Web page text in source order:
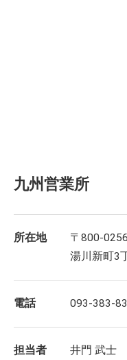
九州営業所
所在地
〒800-
湯川新町3
電話 093-383-
担当者 井門 武士